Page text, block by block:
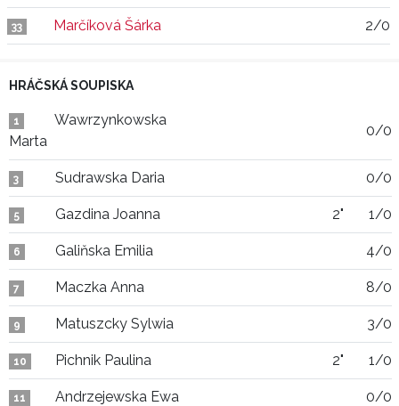
33 Marčíková Šárka 2/0
HRÁČSKÁ SOUPISKA
1
Wawrzynkowska
Marta
0/0
3 Sudrawska Daria 0/0
5 Gazdina Joanna 2" 1/0
6 Galiňska Emilia 4/0
7 Maczka Anna 8/0
9 Matuszcky Sylwia 3/0
10 Pichnik Paulina 2" 1/0
11 Andrzejewska Ewa 0/0